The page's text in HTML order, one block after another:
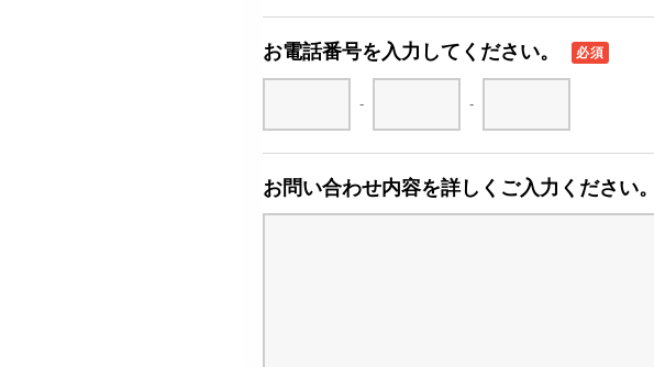
お電話番号を入力してください。 必須
- -
お問い合わせ内容を詳しくご入力ください。